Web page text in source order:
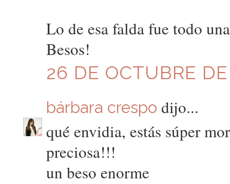
Lo de esa falda fue todo
Besos!
26 DE OCTUBRE
bárbara crespo dijo...
qué envidia, estás súper
preciosa!!!
un beso enorme